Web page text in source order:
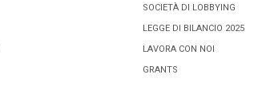
SOCIETÀ DI LOBBYING
LEGGE DI BILANCIO 2025
LAVORA CON NOI
GRANTS